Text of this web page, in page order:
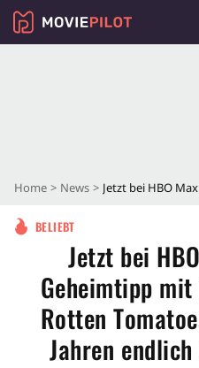
Home News
BELIEBT
Jetzt bei
Geheimtipp
Rotten
Jahren